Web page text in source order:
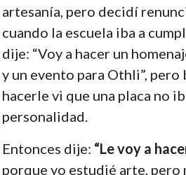
artesanía, pero decidí
cuando la escuela iba a
dije: “Voy a hacer un
y un evento para Othli”, pero
hacerle vi que una placa no
personalidad.
Entonces dije: “Le voy a
porque yo estudié arte, pero